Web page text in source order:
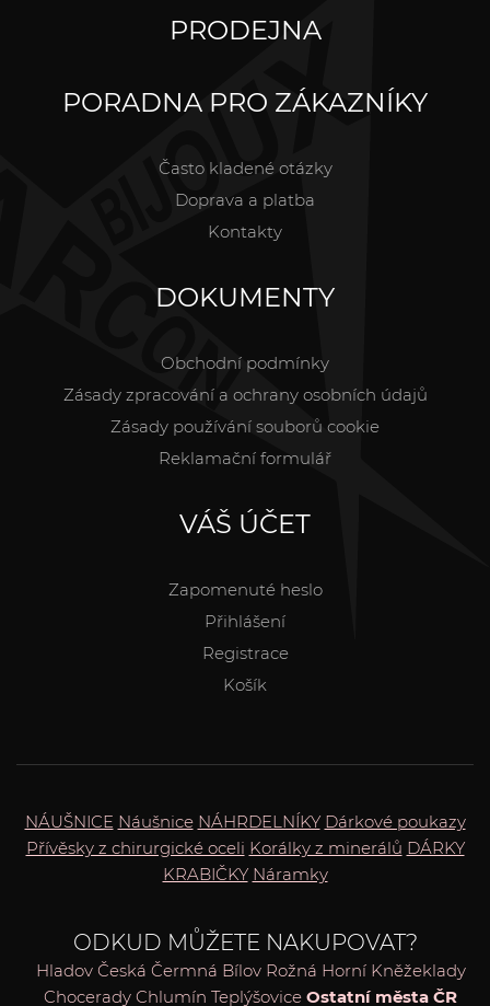
PRODEJNA
PORADNA PRO ZÁKAZNÍKY
Často kladené otázky
Doprava a platba
Kontakty
DOKUMENTY
Obchodní podmínky
Zásady zpracování a ochrany osobních údajů
Zásady používání souborů cookie
Reklamační formulář
VÁŠ ÚČET
Zapomenuté heslo
Přihlášení
Registrace
Košík
NÁUŠNICE Náušnice NÁHRDELNÍKY Dárkové poukazy
Přívěsky z chirurgické oceli Korálky z minerálů DÁRKY
KRABIČKY Náramky
ODKUD MŮŽETE NAKUPOVAT?
Hladov Česká Čermná Bílov Rožná Horní Kněžeklady
Chocerady Chlumín Teplýšovice Ostatní města ČR